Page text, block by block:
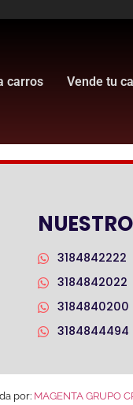
carros Vende tu
3184842222
3184842022
3184840200
3184844494
por: MAGENTA GRUPO